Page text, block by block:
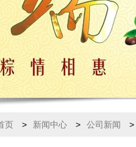
页 > 新闻中心 > 公司新闻 >